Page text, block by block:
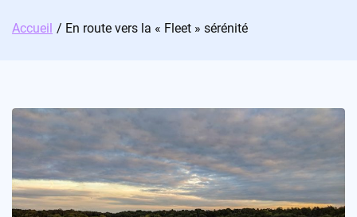
Accueil En route vers la « Fleet » sérénité